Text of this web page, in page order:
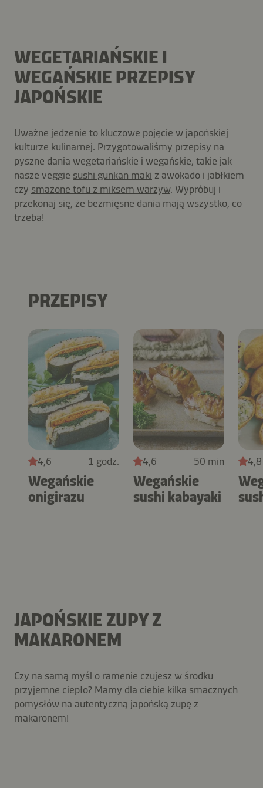
WEGETARIAŃSKIE I
WEGAŃSKIE PRZEPISY
JAPOŃSKIE
Uważne jedzenie to kluczowe pojęcie w japońskiej
kulturze kulinarnej. Przygotowaliśmy przepisy na
pyszne dania wegetariańskie i wegańskie, takie jak
nasze veggie sushi gunkan maki z awokado i jabłkiem
czy smażone tofu z miksem warzyw. Wypróbuj i
przekonaj się, że bezmięsne dania mają wszystko, co
trzeba!
PRZEPISY
4,6 1 godz.
Wegańskie
onigirazu
4,6 50 min
Wegańskie
sushi kabayaki
4,8
JAPOŃSKIE ZUPY Z
MAKARONEM
Czy na samą myśl o ramenie czujesz w środku
przyjemne ciepło? Mamy dla ciebie kilka smacznych
pomysłów na autentyczną japońską zupę z
makaronem!